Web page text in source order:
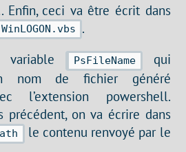
Enfin, ceci va être écrit dans
WinLOGON.vbs
.
PsFileName
qui
nom de fichier généré
l’extension powershell.
précédent, on va écrire dans
le contenu renvoyé par le